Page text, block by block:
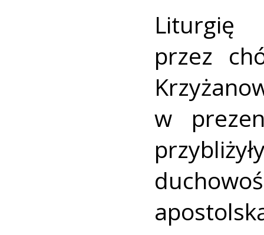
Liturgię
przez
w